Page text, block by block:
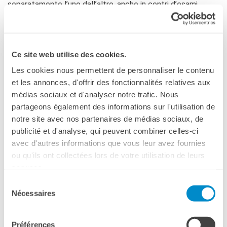
Ce site web utilise des cookies.
Les cookies nous permettent de personnaliser le contenu
et les annonces, d'offrir des fonctionnalités relatives aux
médias sociaux et d'analyser notre trafic. Nous
partageons également des informations sur l'utilisation de
notre site avec nos partenaires de médias sociaux, de
publicité et d'analyse, qui peuvent combiner celles-ci
avec d'autres informations que vous leur avez fournies
ou qu'ils ont collectées lors de votre utilisation de leurs
Nécessaires
Préférences
separatamente l’uno dall’altro, anche in centri d’esami
4 prove che valutano
comprensione e espressione scritta. Le tematiche di questi
I diplomi DELF e DALF sono senza limiti di validità e
riconosciuti a livello internazionale.
A cosa servono il DELF e
il DALF?
è un passaporto linguistico per la mobilità in Europa e